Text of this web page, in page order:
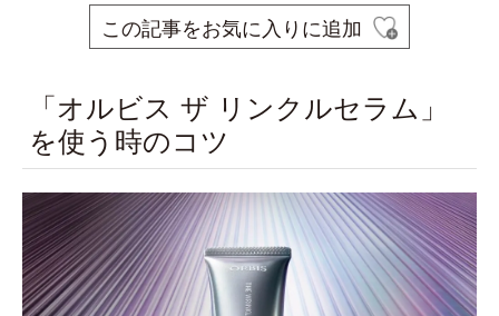
この記事をお気に入りに追加
「オルビス ザ リンクルセラム」
を使う時のコツ